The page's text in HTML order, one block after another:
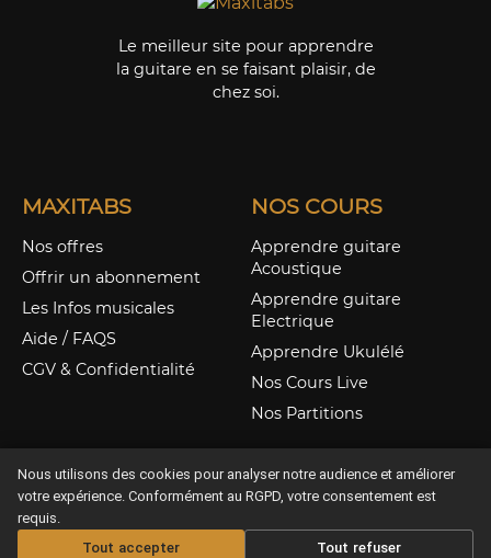
Le meilleur site pour apprendre
la guitare en se faisant plaisir, de
chez soi.
MAXITABS
Nos offres
Offrir un abonnement
Les Infos musicales
Aide / FAQS
CGV & Confidentialité
NOS COURS
Apprendre guitare
Acoustique
Apprendre guitare
Electrique
Apprendre Ukulélé
Nos Cours Live
Nos Partitions
Nous utilisons des cookies pour analyser notre audience et améliorer
votre expérience. Conformément au RGPD, votre consentement est
requis.
Tout accepter
Tout refuser